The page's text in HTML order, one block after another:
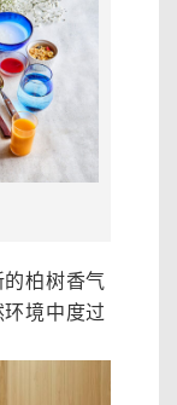
柏树香气
境中度过